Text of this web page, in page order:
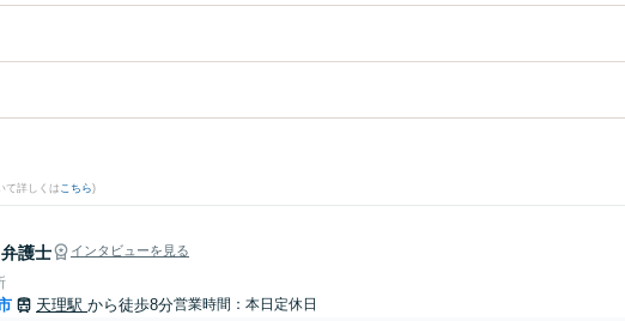
て詳しくはこちら)
弁護士 インタビューを見る
天理駅 から徒歩8分営業時間：本日定休日